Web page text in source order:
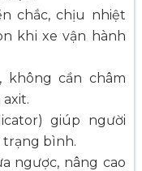
chắc, chịu nhiệt
khi xe vận hành
không cần châm
giúp người
bình.
ngược, nâng cao